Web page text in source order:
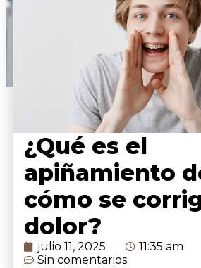
¿Qué es el
apiñamiento
cómo se
dolor?
julio 11, 2025
11:35 am
Sin comentarios